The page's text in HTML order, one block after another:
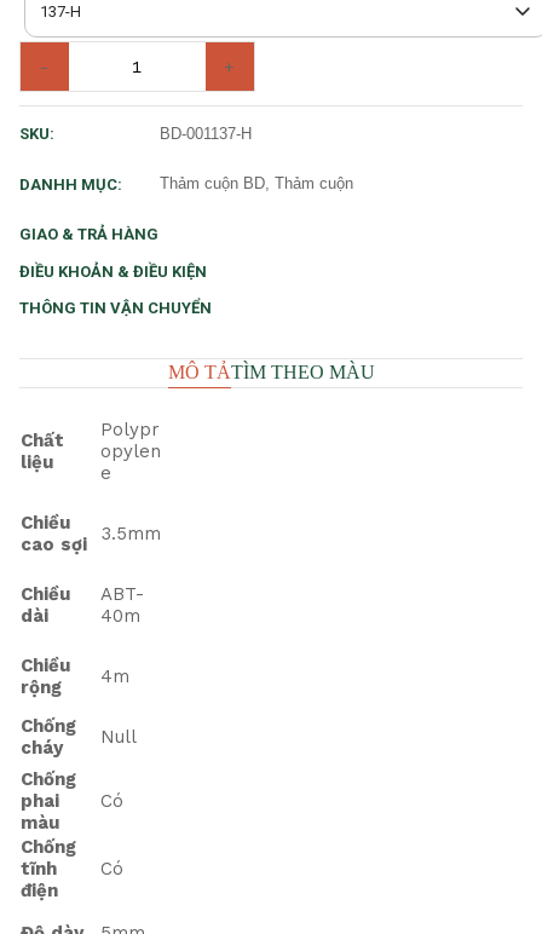
- +
137-H
SKU: BD-001137-H
DANHH MỤC: Thảm cuộn BD, Thảm cuộn
GIAO & TRẢ HÀNG
THÔNG TIN VẬN CHUYỂN
ĐIỀU KHOẢN & ĐIỀU KIỆN
MÔ TẢTÌM THEO MÀU
Chất
liệu
Polypr
opylen
e
Chiều
cao sợi
3.5mm
Chiều
dài
ABT-
40m
Chiều
rộng
4m
Chống
cháy
Null
Chống
phai
màu
Có
Chống
tĩnh
điện
Có